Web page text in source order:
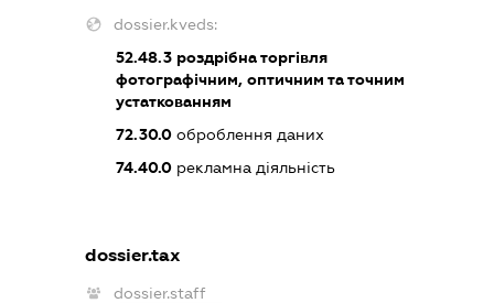
dossier.kveds:
52.48.3 роздрібна торгівля
фотографічним, оптичним та точним
устаткованням
72.30.0 оброблення даних
74.40.0 рекламна діяльність
dossier.tax
dossier.staff